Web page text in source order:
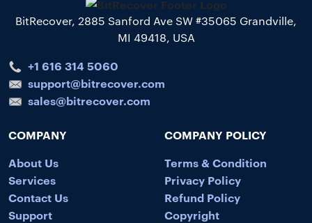
BitRecover, 2885 Sanford Ave SW #35065 Grandville,
MI 49418, USA
+1 616 314 5060
support@bitrecover.com
sales@bitrecover.com
COMPANY
About Us
Services
Contact Us
Support
COMPANY POLICY
Terms & Condition
Privacy Policy
Refund Policy
Copyright